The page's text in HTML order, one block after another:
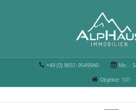
+49 (0) 8651-9549940
Mo. -
Objekte: 101